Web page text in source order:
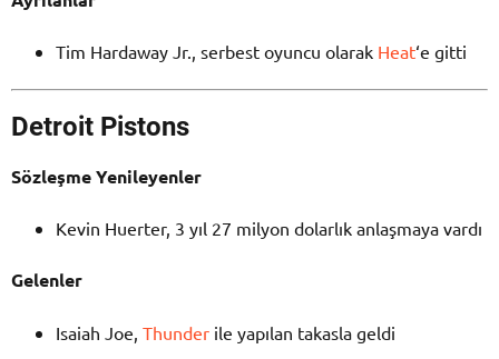
Tim Hardaway Jr., serbest oyuncu olarak Heat‘e gitti
Detroit Pistons
Sözleşme Yenileyenler
Kevin Huerter, 3 yıl 27 milyon dolarlık anlaşmaya vardı
Gelenler
Isaiah Joe, Thunder ile yapılan takasla geldi